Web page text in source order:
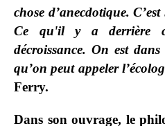
chose d’anecdotique.
Ce qu'il y a derrière
décroissance. On est dans
qu’on peut appeler
Ferry.
Dans son ouvrage, le